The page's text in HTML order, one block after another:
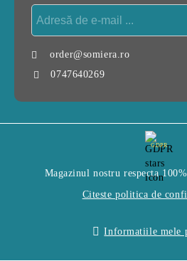
order@somiera.ro
0747640269
GDPR
Magazinul nostru respecta
Citeste politica de
Informatiile mele